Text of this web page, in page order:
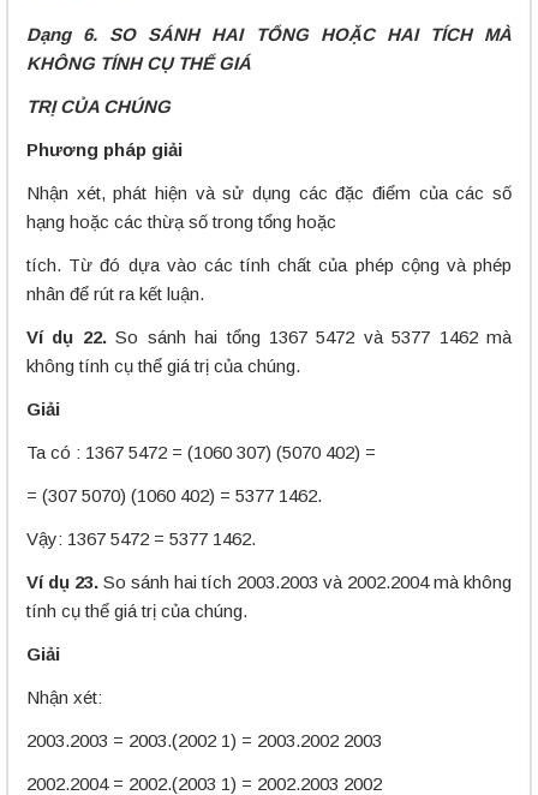
Dạng 6. SO SÁNH HAI TỔNG HOẶC HAI TÍCH MÀ
KHÔNG TÍNH CỤ THỂ GIÁ
TRỊ CỦA CHÚNG
Phương pháp giải
Nhận xét, phát hiện và sử dụng các đặc điểm của các số
hạng hoặc các thừạ số trong tổng hoặc
tích. Từ đó dựa vào các tính chất của phép cộng và phép
nhân để rút ra kết luận.
Ví dụ 22.So sánh hai tổng 1367 5472 và 5377 1462 mà
không tính cụ thể giá trị của chúng.
Giải
Ta có : 1367 5472 = (1060 307) (5070 402) =
= (307 5070) (1060 402) = 5377 1462.
Vậy: 1367 5472 = 5377 1462.
Ví dụ 23. So sánh hai tích 2003.2003 và 2002.2004 mà không
tính cụ thể giá trị của chúng.
Giải
Nhận xét:
2003.2003 = 2003.(2002 1) = 2003.2002 2003
2002.2004 = 2002.(2003 1) = 2002.2003 2002